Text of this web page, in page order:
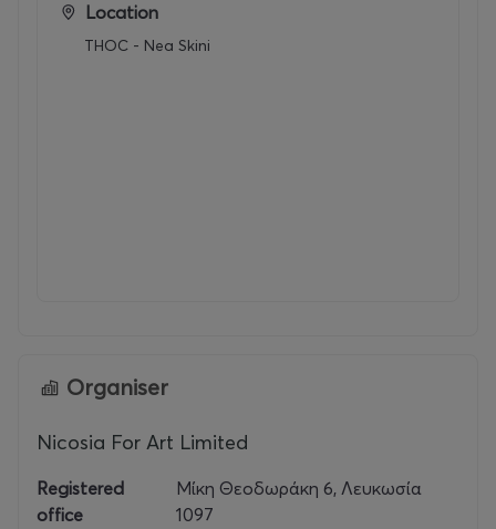
Location
THOC - Nea Skini
Organiser
Nicosia For Art Limited
Registered
office
Μίκη Θεοδωράκη 6, Λευκωσία
1097